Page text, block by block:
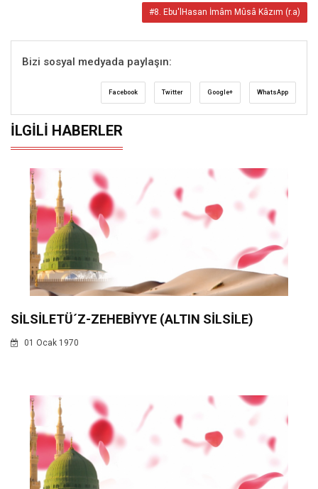
#8. Ebu'lHasan İmâm Mûsâ Kâzım (r.a)
Bizi sosyal medyada paylaşın:
Facebook Twitter Google+ WhatsApp
İLGILI HABERLER
SİLSİLETÜ´Z-ZEHEBİYYE (ALTIN SİLSİLE)
01 Ocak 1970